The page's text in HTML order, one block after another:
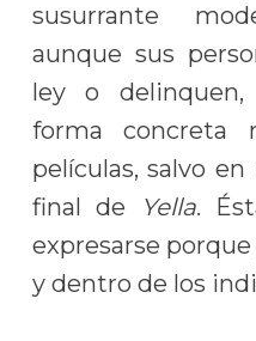
susurrante
aunque sus
ley o
forma concreta
películas, salvo
final de
Yella.
expresarse
y dentro de los